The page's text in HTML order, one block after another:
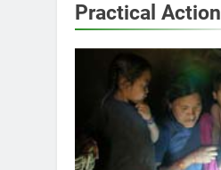
Practical Action